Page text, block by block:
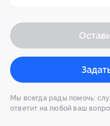
Мы всегда рады помочь:
ответит на любой ваш